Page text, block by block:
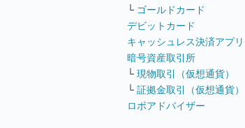
└ ゴールドカード
デビットカード
キャッシュレス決済アプリ
暗号資産取引所
└ 現物取引（仮想通貨）
└ 証拠金取引（仮想通貨）
ロボアドバイザー